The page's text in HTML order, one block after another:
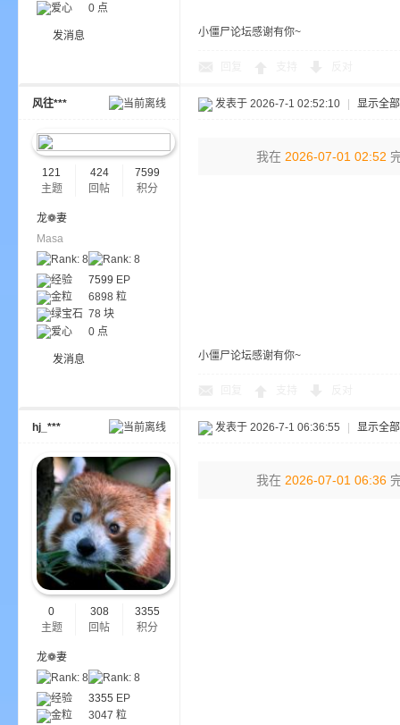
爱心
0 点
发消息 小僵尸论坛感谢有你~
风往***
121
主题
424
回帖
7599
积分
龙❁妻
Masa
经验 7599 EP
金粒
6898 粒
绿宝石 78 块
爱心
0 点
发消息
发表于 2026-7-1 02:52:10 显示全
我在 2026-07-01 02:52
小僵尸论坛感谢有你~
hj_***
0
主题
308
回帖
3355
积分
龙❁妻
经验 3355 EP
金粒
3047 粒
发表于 2026-7-1 06:36:55 显示全
我在 2026-07-01 06:36